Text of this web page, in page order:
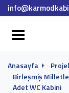
Anasayfa
Birleşmiş
Adet WC Kabini